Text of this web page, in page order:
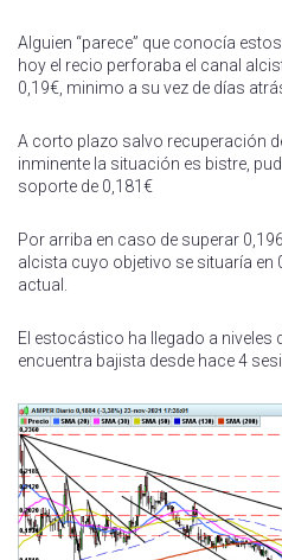
Alguien “parece” que conocía
hoy el recio perforaba el canal
0,19€, minimo a su vez de días
A corto plazo salvo recuperación
inminente la situación es bistre,
soporte de 0,181€
Por arriba en caso de superar
alcista cuyo objetivo se situaría en
actual.
El estocástico ha llegado a niveles
encuentra bajista desde hace 4